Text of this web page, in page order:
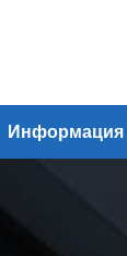
Информация